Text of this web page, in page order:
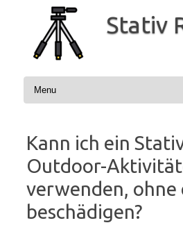
springen
Stativ
Kann ich ein
Outdoor-
verwenden, ohne
beschädigen?